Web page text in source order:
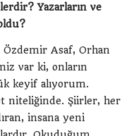
Yazarların ve
Asaf, Orhan
var ki, onların
keyif alıyorum.
niteliğinde. Şiirler, her
insana yeni